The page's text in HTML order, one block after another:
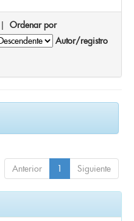
| Ordenar por
Autor/registro
Anterior 1 Siguiente